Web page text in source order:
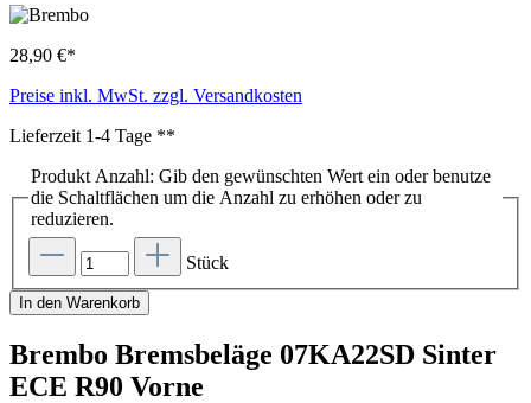
28,90 €*
Preise inkl. MwSt. zzgl. Versandkosten
Lieferzeit 1-4 Tage **
Produkt Anzahl: Gib den gewünschten Wert ein oder benutze
die Schaltflächen um die Anzahl zu erhöhen oder zu
reduzieren.
Stück
In den Warenkorb
Brembo Bremsbeläge 07KA22SD Sinter
ECE R90 Vorne